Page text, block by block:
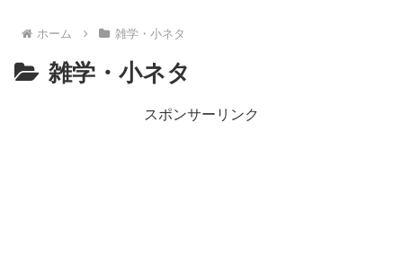
ホーム 雑学・小ネタ
雑学・小ネタ
スポンサーリンク